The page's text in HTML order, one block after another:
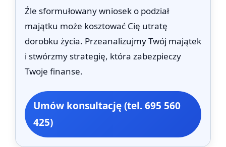
Źle sformułowany wniosek o podział
majątku może kosztować Cię utratę
dorobku życia. Przeanalizujmy Twój majątek
i stwórzmy strategię, która zabezpieczy
Twoje finanse.
Umów konsultację (tel. 695 560
425)